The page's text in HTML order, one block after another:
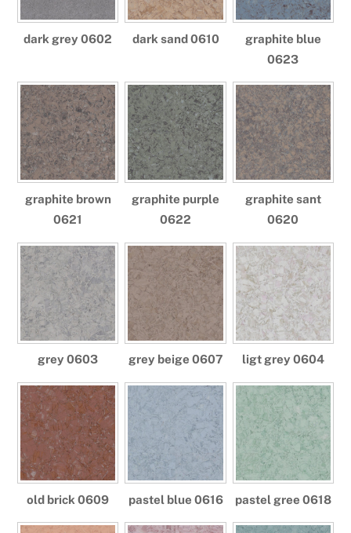
dark grey 0602 dark sand 0610
graphite blue
0623
graphite brown
0621
graphite purple
0622
graphite sant
0620
grey 0603 grey beige 0607 ligt grey 0604
old brick 0609 pastel blue 0616 pastel gree 0618